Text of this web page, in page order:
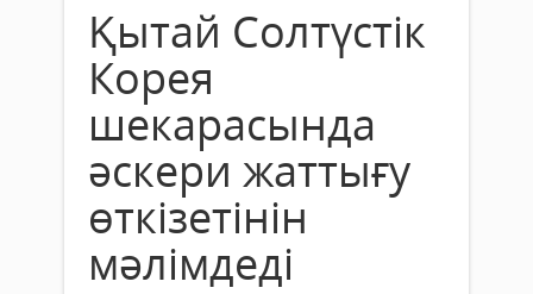
Қытай Солтүстік
Корея
шекарасында
әскери жаттығу
өткізетінін
мәлімдеді